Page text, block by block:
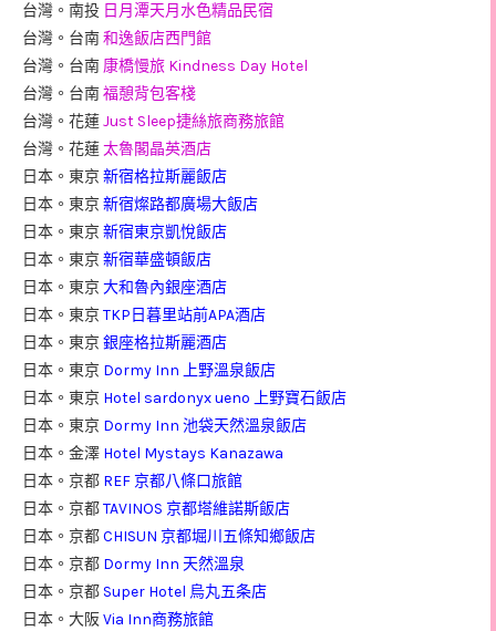
台灣。南投 日月潭天月水色精品民宿
台灣。台南和逸飯店西門館
台灣。台南 康橋慢旅 Kindness Day Hotel
台灣。台南福憩背包客棧
台灣。花蓮Just Sleep捷絲旅商務旅館
台灣。花蓮太魯閣晶英酒店
日本。東京新宿格拉斯麗飯店
日本。東京新宿燦路都廣場大飯店
日本。東京新宿東京凱悅飯店
日本。東京新宿華盛頓飯店
日本。東京大和魯內銀座酒店
日本。東京TKP日暮里站前APA酒店
日本。東京銀座格拉斯麗酒店
日本。東京 Dormy Inn 上野溫泉飯店
日本。東京 Hotel sardonyx ueno 上野寶石飯店
日本。東京 Dormy Inn 池袋天然溫泉飯店
日本。金澤 Hotel Mystays Kanazawa
日本。京都 REF 京都八條口旅館
日本。京都TAVINOS 京都塔維諾斯飯店
日本。京都CHISUN 京都堀川五條知鄉飯店
日本。京都 Dormy Inn 天然溫泉
日本。京都 Super Hotel 烏丸五条店
日本。大阪Via Inn商務旅館